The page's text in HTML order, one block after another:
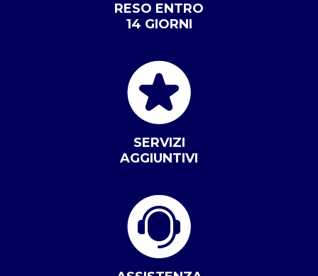
RESO ENTRO
14 GIORNI
SERVIZI
AGGIUNTIVI